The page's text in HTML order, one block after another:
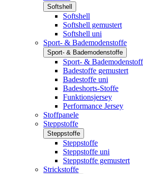
Softshell
Softshell
Softshell gemustert
Softshell uni
Sport- & Bademodenstoffe
Sport- & Bademodenstoffe
Sport- &
Badestoffe gemustert
Badestoffe uni
Badeshorts-Stoffe
Funktionsjersey
Performance Jersey
Stoffpanele
Steppstoffe
Steppstoffe
Steppstoffe
Steppstoffe uni
Steppstoffe gemustert
Strickstoffe